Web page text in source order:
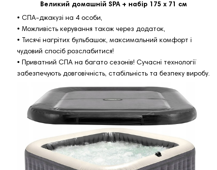
Великий домашній SPA + набір 175 х 71 см
• СПА-джакузі на 4 особи,
• Можливість керування також через додаток,
• Тисячі нагрітих бульбашок, максимальний комфорт і
чудовий спосіб розслабитися!
• Приватний СПА на багато сезонів! Сучасні технології
забезпечують довговічність, стабільність та безпеку виробу.